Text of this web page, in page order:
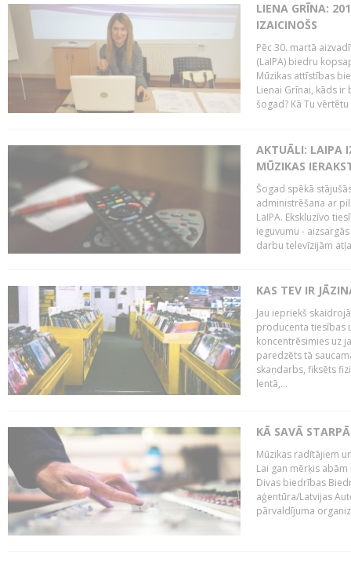
LIENA GRĪNA:
IZAICINOŠS
Pēc 30. martā
(LaIPA) biedru
Mūzikas attīstības
Lienai Grīnai, kāds ir
šogad? Kā Tu
AKTUĀLI: LAIPA
MŪZIKAS
Šogad spēkā
administrēšana ar
LaIPA. Ekskluzīvo
ieguvumu -
darbu televīzijām
KAS TEV IR
Jau iepriekš
producenta tiesības
koncentrēsimies uz
paredzēts tā
skaņdarbs, fiksēts
lentā,...
KĀ SAVĀ
Mūzikas radītājiem
Lai gan mērķis
Divas biedrības
aģentūra/Latvijas
pārvaldījuma